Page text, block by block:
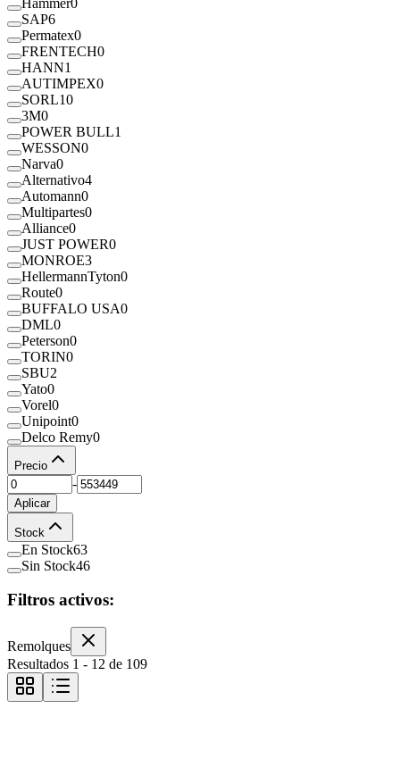
SAP6
Permatex0
FRENTECH0
HANN1
AUTIMPEX0
SORL10
3M0
POWER BULL1
WESSON0
Narva0
Alternativo4
Automann0
Multipartes0
Alliance0
JUST POWER0
MONROE3
HellermannTyton0
Route0
BUFFALO USA0
DML0
Peterson0
TORIN0
SBU2
Yato0
Vorel0
Unipoint0
Delco Remy0
Precio
-
Aplicar
Stock
En Stock63
Sin Stock46
Filtros activos:
Remolques
Resultados 1 - 12 de 109